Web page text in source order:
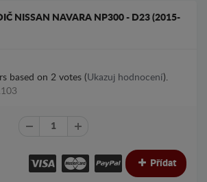
NISSAN NAVARA NP300 - D23 (2015-
based on 2 votes (Ukazuj hodnocení).
Přídat